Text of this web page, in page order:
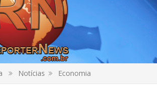
Notícias Economia